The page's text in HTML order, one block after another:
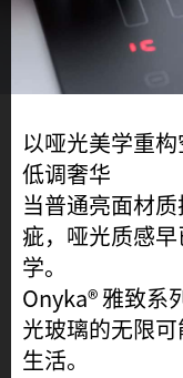
KeraVision®
以哑光美学重
低调奢华
当普通亮面材
疵，哑光质感
学。
Onyka® 雅致系
光玻璃的无限
生活。